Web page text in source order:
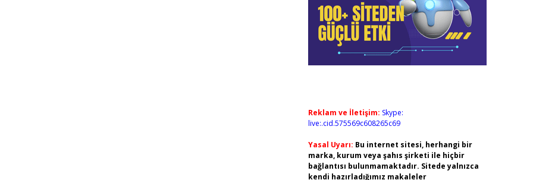
Reklam ve İletişim: Skype:
live:.cid.575569c608265c69
Yasal Uyarı: Bu internet sitesi, herhangi bir
marka, kurum veya şahıs şirketi ile hiçbir
bağlantısı bulunmamaktadır. Sitede yalnızca
kendi hazırladığımız makaleler